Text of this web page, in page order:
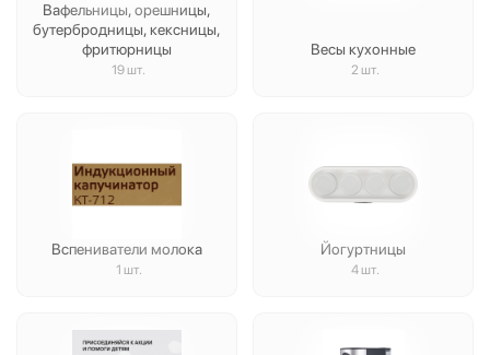
Вафельницы, орешницы,
бутербродницы, кексницы,
фритюрницы
19 шт.
Весы кухонные
2 шт.
Вспениватели молока
1 шт.
Йогуртницы
4 шт.